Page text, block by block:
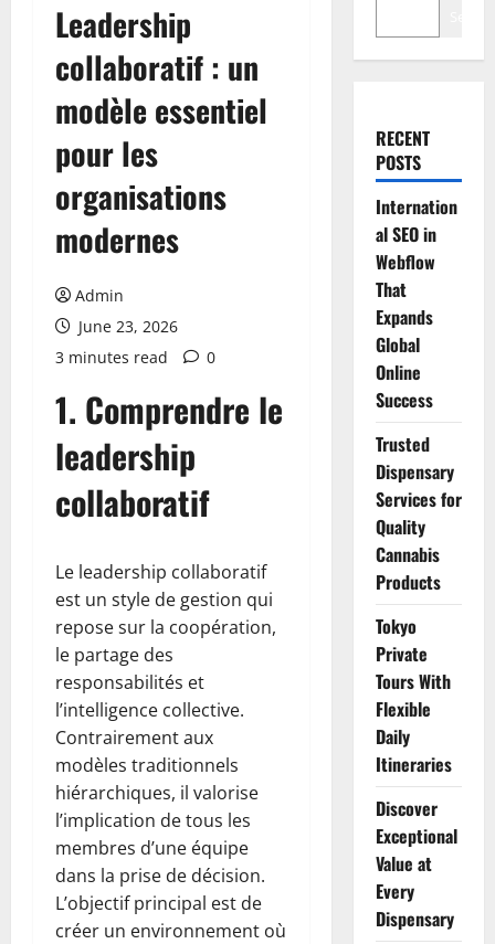
Leadership
collaboratif : un
modèle essentiel
pour les
organisations
modernes
Admin
June 23, 2026
3 minutes read
0
1. Comprendre le
leadership
collaboratif
Le leadership collaboratif
est un style de gestion qui
repose sur la coopération,
le partage des
responsabilités et
l’intelligence collective.
Contrairement aux
modèles traditionnels
hiérarchiques, il valorise
l’implication de tous les
membres d’une équipe
dans la prise de décision.
L’objectif principal est de
créer un environnement où
RECENT
POSTS
Internation
al SEO in
Webflow
That
Expands
Global
Online
Success
Trusted
Dispensary
Services for
Quality
Cannabis
Products
Tokyo
Private
Tours With
Flexible
Daily
Itineraries
Discover
Exceptional
Value at
Every
Dispensary